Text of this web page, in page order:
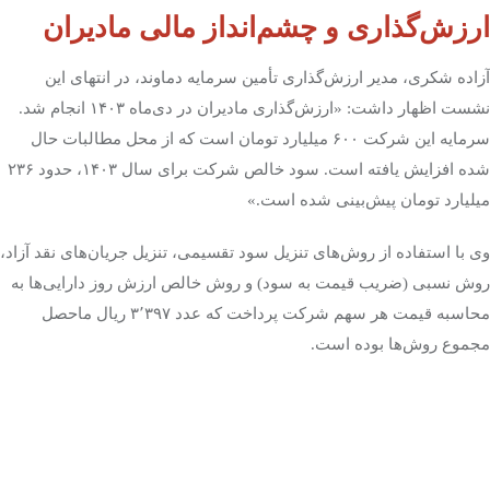
ارزش‌گذاری و چشم‌انداز مالی مادیران
آزاده شکری، مدیر ارزش‌گذاری تأمین سرمایه دماوند، در انتهای این
نشست اظهار داشت: «ارزش‌گذاری مادیران در دی‌ماه ۱۴۰۳
انجام شد.
سرمایه این شرکت ۶۰۰ میلیارد تومان است که از محل مطالبات حال
شده افزایش یافته است. سود خالص شرکت برای سال ۱۴۰۳، حدود ۲۳۶
میلیارد تومان پیش‌بینی شده است.»
وی با استفاده از روش‌های تنزیل سود تقسیمی، تنزیل جریان‌های نقد آزاد،
روش نسبی (ضریب قیمت به سود) و روش خالص ارزش روز دارایی‌ها به
محاسبه قیمت هر سهم شرکت پرداخت که عدد
۳٬۳۹۷
ریال ماحصل
مجموع روش‌ها بوده است.